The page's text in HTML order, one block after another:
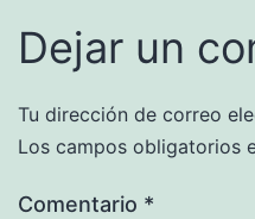
Dejar un
Tu dirección de correo
Los campos obligatorios
Comentario *